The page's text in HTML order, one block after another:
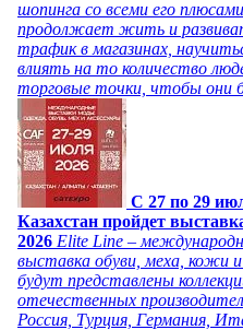
шопинга со всеми его
продолжает жить и
трафик в магазинах,
влиять на то количество
торговые точки, чтобы они
C 27 по 29
Казахстан пройдет
2026 Elite Line –
выставка обуви, меха, кожи
будут представлены
отечественных
Россия, Турция, Германия,